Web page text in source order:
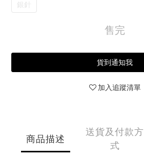
銀針
售完
貨到通知我
加入追蹤清單
商品描述
送貨及付款方
式